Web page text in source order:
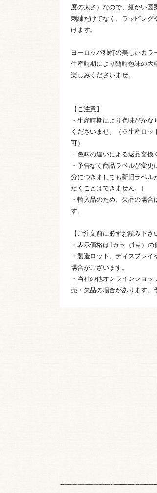
度の太さ）なので、細かい図
刺繍だけでなく、ラッピング
けます。
ヨーロッパ独特の美しいカラ
生産時期により随時色味の大
楽しみくださいませ。
【ご注意】
・生産時期により色味がか
くださいませ。（※生産ロッ
可）
・色味の違いによる返品交換
・予告なく商品ラベルが変
分につきましても新旧ラベル
だくことはできません。）
・輸入品のため、欠品の場
す。
【ご注文前に必ずお読み下さ
・表示価格は1カセ（1束）の
・製造ロット、ディスプレ
場合がございます。
・当社の他オンラインショ
売・欠品の場合があります。